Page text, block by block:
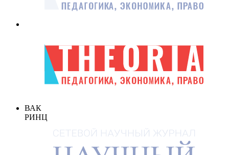
ВАК
РИНЦ